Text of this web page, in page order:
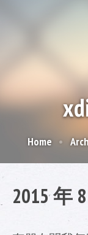
Home
2015 年